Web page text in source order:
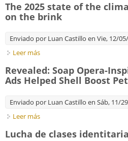
The 2025 state of the
on the brink
Enviado por Luan Castillo en Vie, 12/
Leer más
Revealed: Soap Opera-
Ads Helped Shell Boost
Enviado por Luan Castillo en Sáb, 11/
Leer más
Lucha de clases